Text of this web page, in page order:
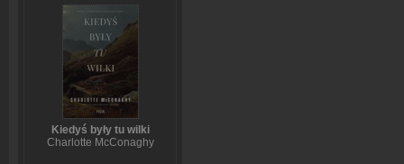
Kiedyś były tu wilki
Charlotte McConaghy